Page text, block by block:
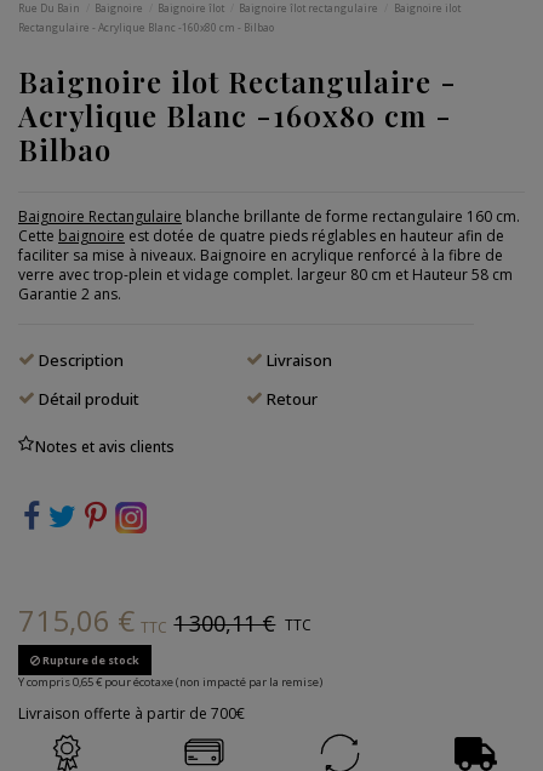
Rue Du Bain Baignoire Baignoire îlot Baignoire îlot rectangulaire
Baignoire ilot
Rectangulaire - Acrylique Blanc -160x80 cm - Bilbao
Baignoire ilot Rectangulaire -
Acrylique Blanc -160x80 cm -
Bilbao
Baignoire Rectangulaire blanche brillante de forme rectangulaire 160 cm.
Cette baignoire est dotée de quatre pieds réglables en hauteur afin de
faciliter sa mise à niveaux. Baignoire en acrylique renforcé à la fibre de
verre avec trop-plein et vidage complet. largeur 80 cm et Hauteur 58 cm
Garantie 2 ans.
Description
Détail produit
Notes et avis clients
Livraison
Retour
715,06 € TTC 1 300,11 € TTC
Rupture de stock
Y compris 0,65 € pour écotaxe (non impacté par la remise)
Livraison offerte à partir de 700€